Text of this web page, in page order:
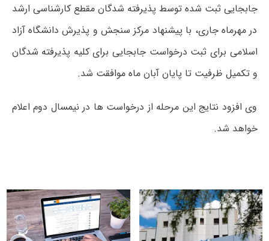
جابجایی ثبت شده توسط پذیرفته شدگان مقطع کارشناسی ارشد
در مهرماه جاری، با پیشنهاد مرکز سنجش و پذیرش دانشگاه آزاد
اسلامی برای ثبت درخواست جابجایی برای کلیه پذیرفته شدگان
و تکمیل ظرفیت تا پایان آبان ماه موافقت شد.
وی افزود نتایج این مرحله از درخواست ها در نیمسال دوم اعلام
خواهد شد.